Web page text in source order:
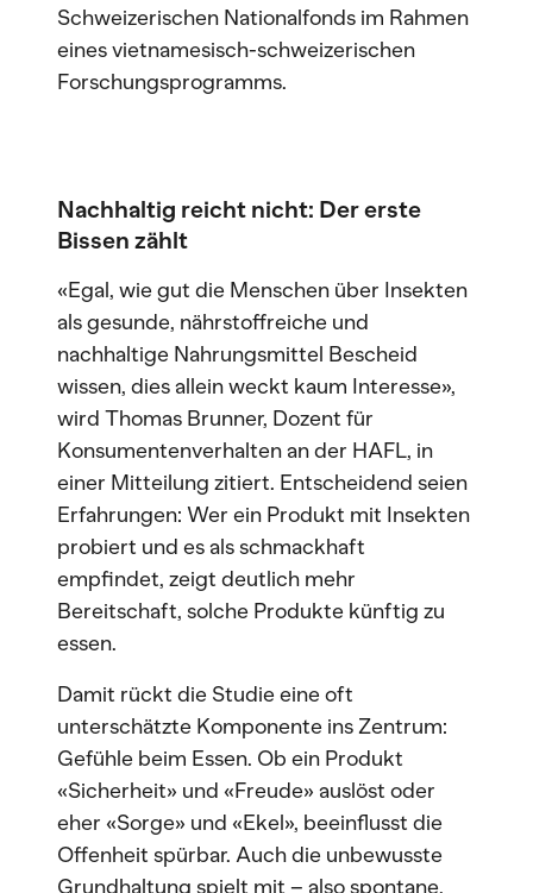
Schweizerischen Nationalfonds im Rahmen
eines vietnamesisch-schweizerischen
Forschungsprogramms.
Nachhaltig reicht nicht: Der erste
Bissen zählt
«Egal, wie gut die Menschen über Insekten
als gesunde, nährstoffreiche und
nachhaltige Nahrungsmittel Bescheid
wissen, dies allein weckt kaum Interesse»,
wird Thomas Brunner, Dozent für
Konsumentenverhalten an der HAFL, in
einer Mitteilung zitiert. Entscheidend seien
Erfahrungen: Wer ein Produkt mit Insekten
probiert und es als schmackhaft
empfindet, zeigt deutlich mehr
Bereitschaft, solche Produkte künftig zu
essen.
Damit rückt die Studie eine oft
unterschätzte Komponente ins Zentrum:
Gefühle beim Essen. Ob ein Produkt
«Sicherheit» und «Freude» auslöst oder
eher «Sorge» und «Ekel», beeinflusst die
Offenheit spürbar. Auch die unbewusste
Grundhaltung spielt mit – also spontane,